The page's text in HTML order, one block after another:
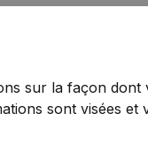
sur la façon dont
sont visées et